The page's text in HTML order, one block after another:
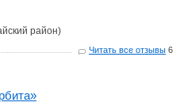
район)
Читать все отзывы 6